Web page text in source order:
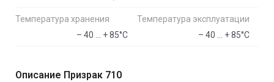
Температура хранения
– 40 … + 85°С
Температура эксплуатации
– 40 … + 85°С
Описание Призрак 710